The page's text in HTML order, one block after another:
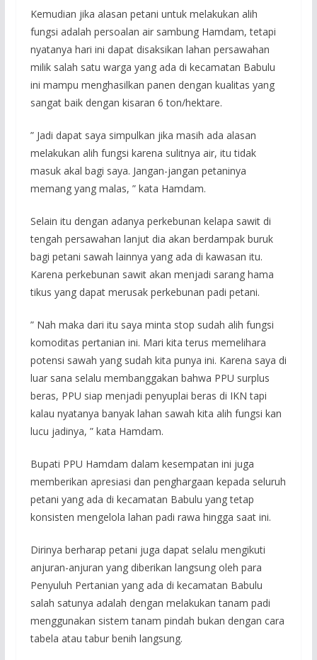
Kemudian jika alasan petani untuk melakukan alih
fungsi adalah persoalan air sambung Hamdam, tetapi
nyatanya hari ini dapat disaksikan lahan persawahan
milik salah satu warga yang ada di kecamatan Babulu
ini mampu menghasilkan panen dengan kualitas yang
sangat baik dengan kisaran 6 ton/hektare.
” Jadi dapat saya simpulkan jika masih ada alasan
melakukan alih fungsi karena sulitnya air, itu tidak
masuk akal bagi saya. Jangan-jangan petaninya
memang yang malas, ” kata Hamdam.
Selain itu dengan adanya perkebunan kelapa sawit di
tengah persawahan lanjut dia akan berdampak buruk
bagi petani sawah lainnya yang ada di kawasan itu.
Karena perkebunan sawit akan menjadi sarang hama
tikus yang dapat merusak perkebunan padi petani.
” Nah maka dari itu saya minta stop sudah alih fungsi
komoditas pertanian ini. Mari kita terus memelihara
potensi sawah yang sudah kita punya ini. Karena saya di
luar sana selalu membanggakan bahwa PPU surplus
beras, PPU siap menjadi penyuplai beras di IKN tapi
kalau nyatanya banyak lahan sawah kita alih fungsi kan
lucu jadinya, ” kata Hamdam.
Bupati PPU Hamdam dalam kesempatan ini juga
memberikan apresiasi dan penghargaan kepada seluruh
petani yang ada di kecamatan Babulu yang tetap
konsisten mengelola lahan padi rawa hingga saat ini.
Dirinya berharap petani juga dapat selalu mengikuti
anjuran-anjuran yang diberikan langsung oleh para
Penyuluh Pertanian yang ada di kecamatan Babulu
salah satunya adalah dengan melakukan tanam padi
menggunakan sistem tanam pindah bukan dengan cara
tabela atau tabur benih langsung.